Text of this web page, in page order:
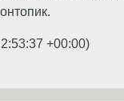
+00:00)